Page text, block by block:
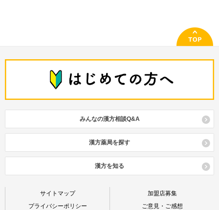
牛車腎気丸（ｺﾞｼｬｼﾞﾝｷｶﾞﾝ）
呉茱萸湯（ｺﾞｼｭﾕﾄｳ）
小柴胡湯（ｼｮｳｻｲｺﾄｳ）
小青竜湯（ｼｮｳｾｲﾘｭｳﾄｳ）
参蘇飲（ｼﾞﾝｿｲﾝ）
清上防風湯（ｾｲｼﾞｮｳﾎﾞｳﾌｳﾄｳ）
清暑益気湯（ｾｲｼｮｴｯｷﾄｳ）
清肺湯（ｾｲﾊｲﾄｳ）
補中益気湯（ﾎﾁｭｳｴｯｷﾄｳ）
みんなの漢方相談Q&A
漢方薬局を探す
漢方を知る
サイトマップ
プライバシーポリシー
加盟店募集
ご意見・ご感想